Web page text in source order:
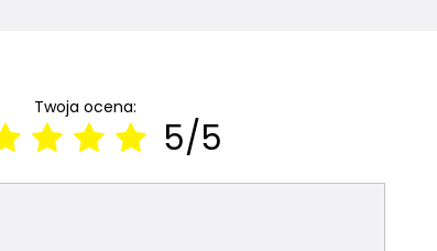
Twoja ocena:
5/5